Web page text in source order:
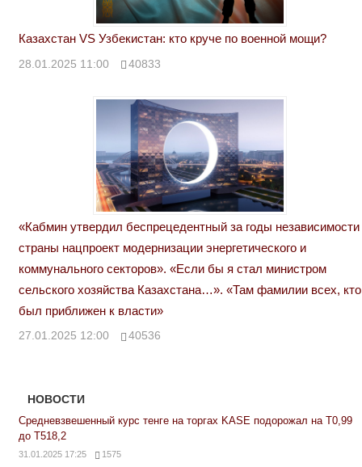
Казахстан VS Узбекистан: кто круче по военной мощи?
28.01.2025 11:00 40833
«Кабмин утвердил беспрецедентный за годы независимости
страны нацпроект модернизации энергетического и
коммунального секторов». «Если бы я стал министром
сельского хозяйства Казахстана…». «Там фамилии всех, кто
был приближен к власти»
27.01.2025 12:00 40536
НОВОСТИ
Средневзвешенный курс тенге на торгах KASE подорожал на Т0,99
до Т518,2
31.01.2025 17:25 1575